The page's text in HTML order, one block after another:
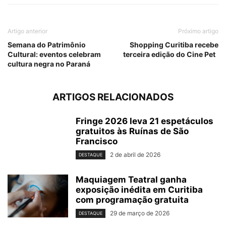
Artigo anterior
Semana do Patrimônio
Cultural: eventos celebram
cultura negra no Paraná
Próximo artigo
Shopping Curitiba recebe
terceira edição do Cine Pet
ARTIGOS RELACIONADOS
Fringe 2026 leva 21 espetáculos
gratuitos às Ruínas de São
Francisco
DESTAQUE 2 de abril de 2026
Maquiagem Teatral ganha
exposição inédita em Curitiba
com programação gratuita
DESTAQUE 29 de março de 2026